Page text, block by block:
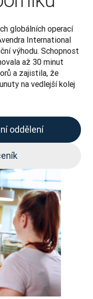
globálních operací
International
výhodu. Schopnost
až 30 minut
a zajistila, že
na vedlejší kolej
oddělení